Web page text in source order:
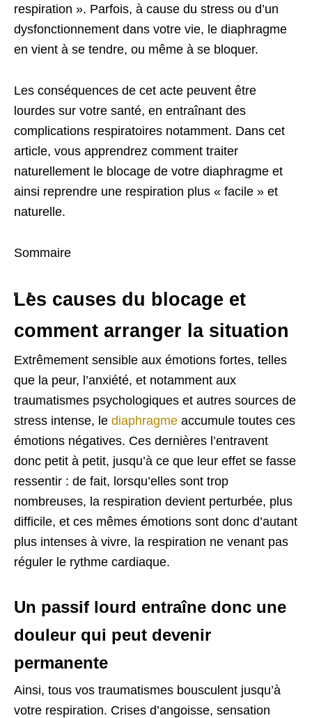
respiration ». Parfois, à cause du stress ou d’un
dysfonctionnement dans votre vie, le diaphragme
en vient à se tendre, ou même à se bloquer.
Les conséquences de cet acte peuvent être
lourdes sur votre santé, en entraînant des
complications respiratoires notamment. Dans cet
article, vous apprendrez comment traiter
naturellement le blocage de votre diaphragme et
ainsi reprendre une respiration plus « facile » et
naturelle.
Sommaire
Les causes du blocage et
comment arranger la situation
Extrêmement sensible aux émotions fortes, telles
que la peur, l’anxiété, et notamment aux
traumatismes psychologiques et autres sources de
stress intense, le diaphragme accumule toutes ces
émotions négatives. Ces dernières l’entravent
donc petit à petit, jusqu’à ce que leur effet se fasse
ressentir : de fait, lorsqu’elles sont trop
nombreuses, la respiration devient perturbée, plus
difficile, et ces mêmes émotions sont donc d’autant
plus intenses à vivre, la respiration ne venant pas
réguler le rythme cardiaque.
Un passif lourd entraîne donc une
douleur qui peut devenir
permanente
Ainsi, tous vos traumatismes bousculent jusqu’à
votre respiration. Crises d’angoisse, sensation